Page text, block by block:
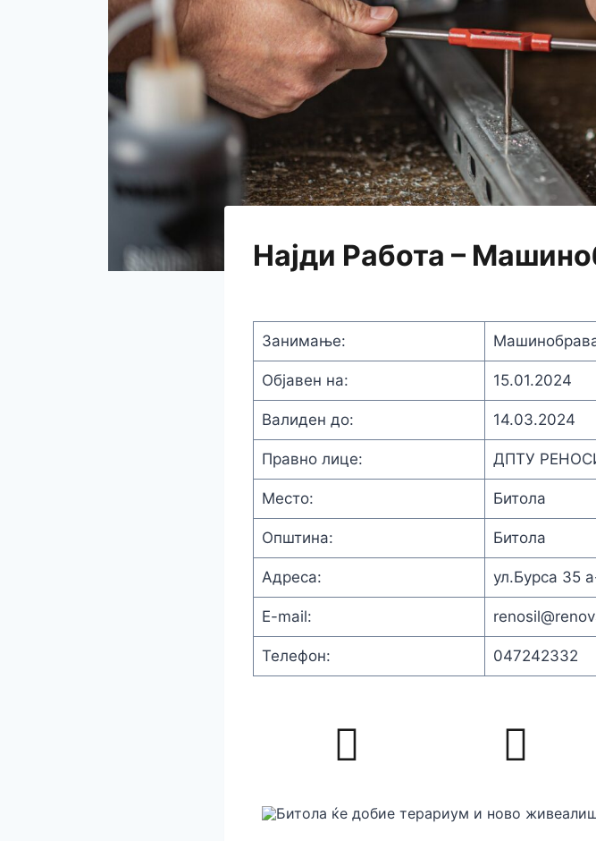
Најди Работа –
Занимање:
Објавен на: 15.01.2024
Валиден до: 14.03.2024
Правно лице: ДПТУ
Место: Битола
Општина: Битола
Адреса: ул.Бурса 35
E-mail:
Телефон: 047242332